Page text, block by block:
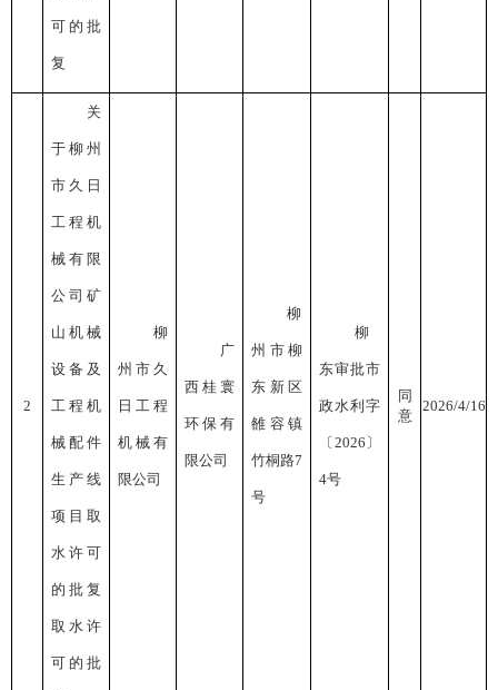
可的批
复
2
关
于柳州
市久日
工程机
械有限
公司矿
山机械
设备及
工程机
械配件
生产线
项目取
水许可
的批复
取水许
可的批
柳
州市久
日工程
机械有
限公司
广
西桂寰
环保有
限公司
柳
州市柳
东新区
雒容镇
竹桐路7
号
柳
东审批市
政水利字
〔 2026〕
4号
同
意
2026/4/16